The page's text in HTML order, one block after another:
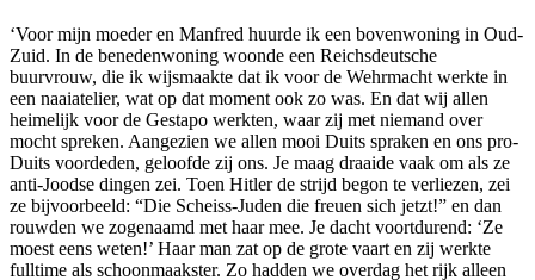
‘Voor mijn moeder en Manfred huurde ik een bovenwoning in Oud-
Zuid. In de benedenwoning woonde een Reichsdeutsche
buurvrouw, die ik wijsmaakte dat ik voor de Wehrmacht werkte in
een naaiatelier, wat op dat moment ook zo was. En dat wij allen
heimelijk voor de Gestapo werkten, waar zij met niemand over
mocht spreken. Aangezien we allen mooi Duits spraken en ons pro-
Duits voordeden, geloofde zij ons. Je maag draaide vaak om als ze
anti-Joodse dingen zei. Toen Hitler de strijd begon te verliezen, zei
ze bijvoorbeeld: “Die Scheiss-Juden die freuen sich jetzt!” en dan
rouwden we zogenaamd met haar mee. Je dacht voortdurend: ‘Ze
moest eens weten!’ Haar man zat op de grote vaart en zij werkte
fulltime als schoonmaakster. Zo hadden we overdag het rijk alleen